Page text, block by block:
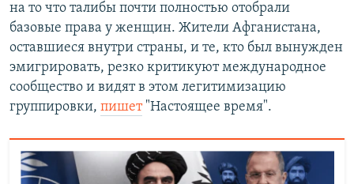
на то что талибы почти полностью отобрали
базовые права у женщин. Жители Афганистана,
оставшиеся внутри страны, и те, кто был вынужден
эмигрировать, резко критикуют международное
сообщество и видят в этом легитимизацию
группировки, пишет"Настоящее время".